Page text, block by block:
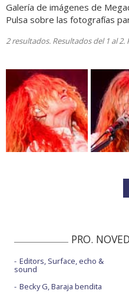
Galería de imágenes de
Pulsa sobre las fotografías
2 resultados. Resultados del 1 al 2.
PRO.
Editors, Surface, echo &
sound
Becky G, Baraja bendita